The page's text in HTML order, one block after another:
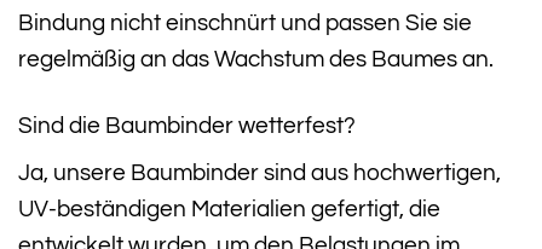
Bindung nicht einschnürt und passen Sie sie
regelmäßig an das Wachstum des Baumes an.
Sind die Baumbinder wetterfest?
Ja, unsere Baumbinder sind aus hochwertigen,
UV-beständigen Materialien gefertigt, die